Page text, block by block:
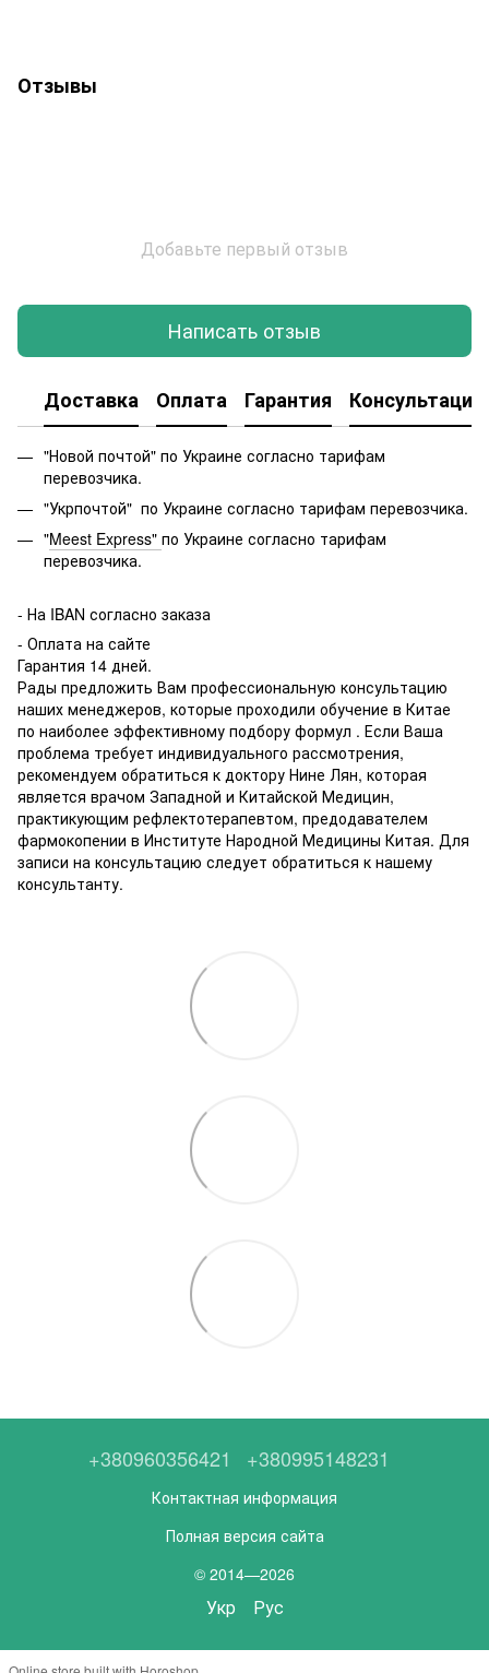
Отзывы
Добавьте первый отзыв
Написать отзыв
Доставка Оплата Гарантия Консультация
"Новой почтой" по Украине согласно тарифам
перевозчика.
"Укрпочтой" по Украине согласно тарифам перевозчика.
"Meest Express" по Украине согласно тарифам
перевозчика.
- На IBAN согласно заказа
- Оплата на сайте
Гарантия 14 дней.
Рады предложить Вам профессиональную консультацию
наших менеджеров, которые проходили обучение в Китае
по наиболее эффективному подбору формул . Если Ваша
проблема требует индивидуального рассмотрения,
рекомендуем обратиться к доктору Нине Лян, которая
является врачом Западной и Китайской Медицин,
практикующим рефлектотерапевтом, предодавателем
фармокопении в Институте Народной Медицины Китая. Для
записи на консультацию следует обратиться к нашему
консультанту.
+380960356421 +380995148231
Контактная информация
Полная версия сайта
© 2014—2026
Укр Рус